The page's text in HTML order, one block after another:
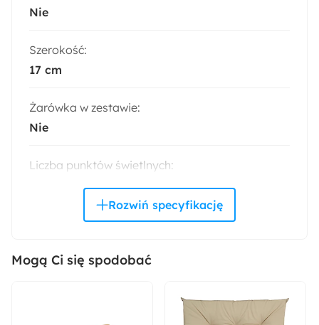
Nie
Szerokość:
17 cm
Żarówka w zestawie:
Nie
Liczba punktów świetlnych:
Mogą Ci się spodobać